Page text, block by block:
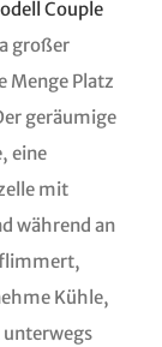
Couple
großer
Menge Platz
geräumige
eine
mit
während an
flimmert,
Kühle,
unterwegs